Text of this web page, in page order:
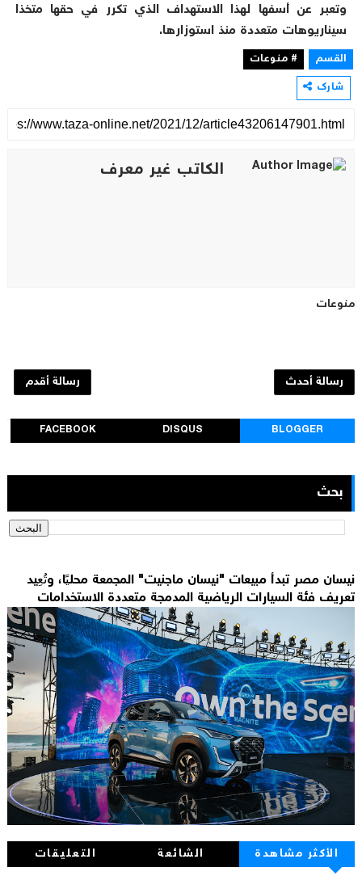
وتعبر عن أسفها لهذا الاستهداف الذي تكرر في حقها متخذا
سيناريوهات متعددة منذ استوزارها.
القسم
# منوعات
شارك
الكاتب غير معرف
منوعات
رسالة أحدث رسالة أقدم
BLOGGER
DISQUS
FACEBOOK
بحث
نيسان مصر تبدأ مبيعات "نيسان ماجنيت" المجمعة محليًا، وتُعِيد
تعريف فئة السيارات الرياضية المدمجة متعددة الاستخدامات
الأكثر مشاهدة الشائعة التعليقات